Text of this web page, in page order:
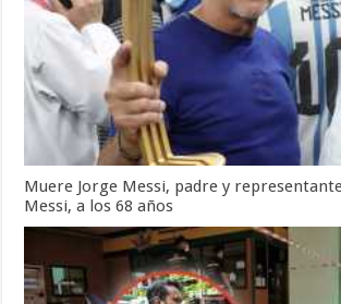
Muere Jorge Messi, padre y
Messi, a los 68 años